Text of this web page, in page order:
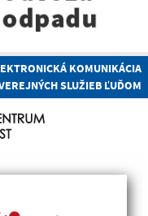
KOMUNIKÁCIA
SLUŽIEB ĽUĎOM